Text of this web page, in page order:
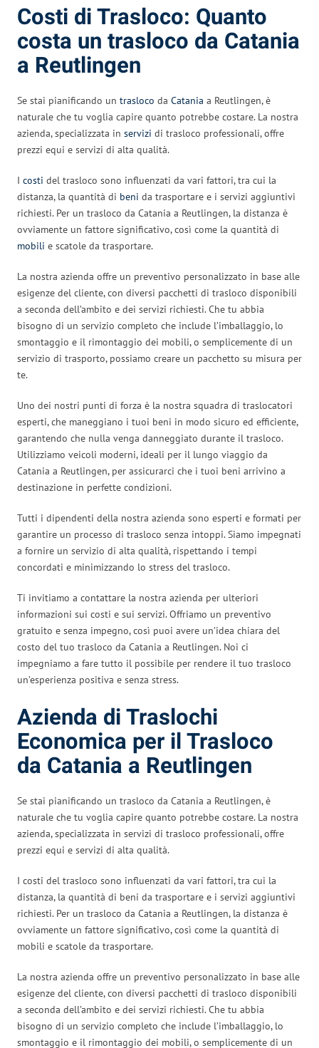
Costi di Trasloco: Quanto
costa un trasloco da Catania
a Reutlingen
Se stai pianificando un trasloco da Catania a Reutlingen, è
naturale che tu voglia capire quanto potrebbe costare. La nostra
azienda, specializzata in servizi di trasloco professionali, offre
prezzi equi e servizi di alta qualità.
I costi del trasloco sono influenzati da vari fattori, tra cui la
distanza, la quantità di beni da trasportare e i servizi aggiuntivi
richiesti. Per un trasloco da Catania a Reutlingen, la distanza è
ovviamente un fattore significativo, così come la quantità di
mobili e scatole da trasportare.
La nostra azienda offre un preventivo personalizzato in base alle
esigenze del cliente, con diversi pacchetti di trasloco disponibili
a seconda dell’ambito e dei servizi richiesti. Che tu abbia
bisogno di un servizio completo che include l’imballaggio, lo
smontaggio e il rimontaggio dei mobili, o semplicemente di un
servizio di trasporto, possiamo creare un pacchetto su misura per
te.
Uno dei nostri punti di forza è la nostra squadra di traslocatori
esperti, che maneggiano i tuoi beni in modo sicuro ed efficiente,
garantendo che nulla venga danneggiato durante il trasloco.
Utilizziamo veicoli moderni, ideali per il lungo viaggio da
Catania a Reutlingen, per assicurarci che i tuoi beni arrivino a
destinazione in perfette condizioni.
Tutti i dipendenti della nostra azienda sono esperti e formati per
garantire un processo di trasloco senza intoppi. Siamo impegnati
a fornire un servizio di alta qualità, rispettando i tempi
concordati e minimizzando lo stress del trasloco.
Ti invitiamo a contattare la nostra azienda per ulteriori
informazioni sui costi e sui servizi. Offriamo un preventivo
gratuito e senza impegno, così puoi avere un’idea chiara del
costo del tuo trasloco da Catania a Reutlingen. Noi ci
impegniamo a fare tutto il possibile per rendere il tuo trasloco
un’esperienza positiva e senza stress.
Azienda di Traslochi
Economica per il Trasloco
da Catania a Reutlingen
Se stai pianificando un trasloco da Catania a Reutlingen, è
naturale che tu voglia capire quanto potrebbe costare. La nostra
azienda, specializzata in servizi di trasloco professionali, offre
prezzi equi e servizi di alta qualità.
I costi del trasloco sono influenzati da vari fattori, tra cui la
distanza, la quantità di beni da trasportare e i servizi aggiuntivi
richiesti. Per un trasloco da Catania a Reutlingen, la distanza è
ovviamente un fattore significativo, così come la quantità di
mobili e scatole da trasportare.
La nostra azienda offre un preventivo personalizzato in base alle
esigenze del cliente, con diversi pacchetti di trasloco disponibili
a seconda dell’ambito e dei servizi richiesti. Che tu abbia
bisogno di un servizio completo che include l’imballaggio, lo
smontaggio e il rimontaggio dei mobili, o semplicemente di un